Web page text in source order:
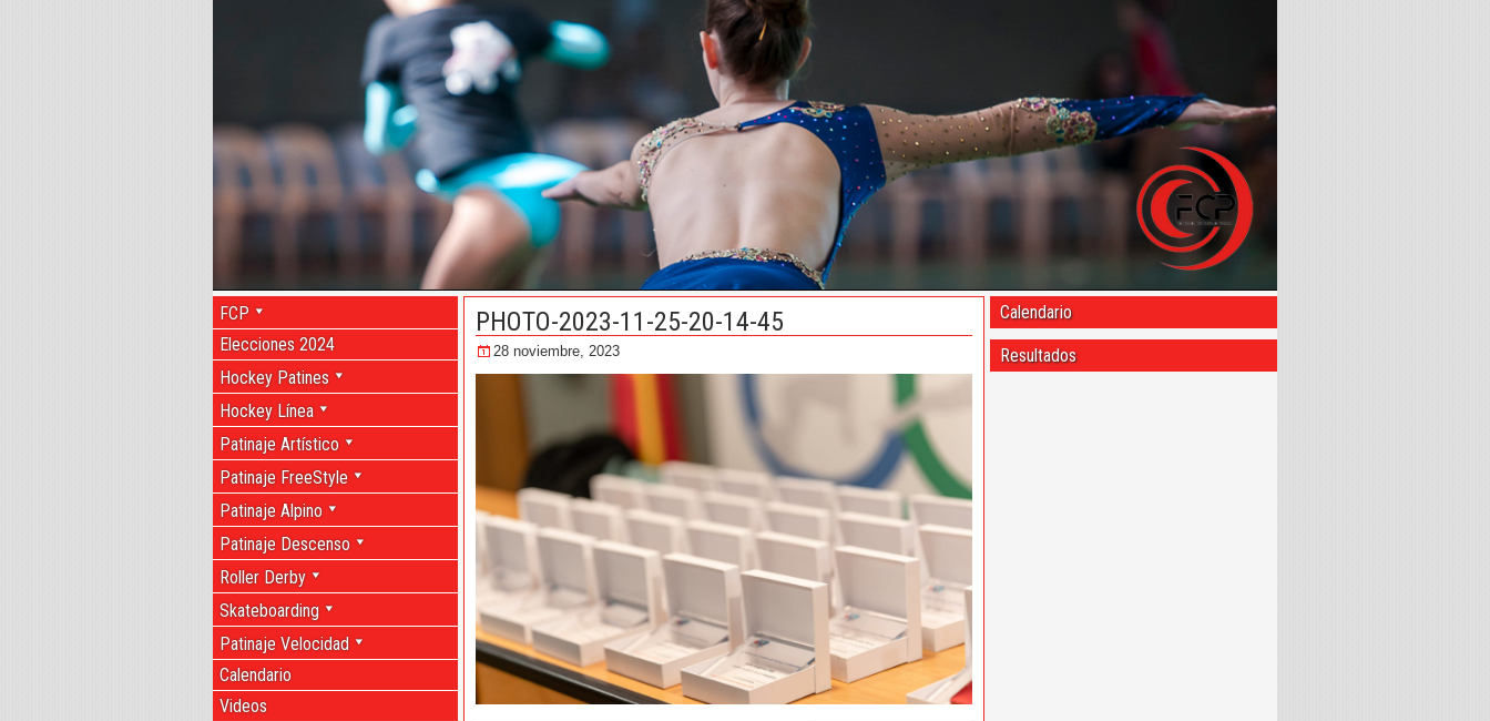
PHOTO-2023-11-25-20-14-45
28 noviembre, 2023
FCP
Elecciones 2024
Hockey Patines
Hockey Línea
Patinaje Artístico
Patinaje FreeStyle
Patinaje Alpino
Patinaje Descenso
Roller Derby
Skateboarding
Patinaje Velocidad
Calendario
Videos
Calendario
Resultados